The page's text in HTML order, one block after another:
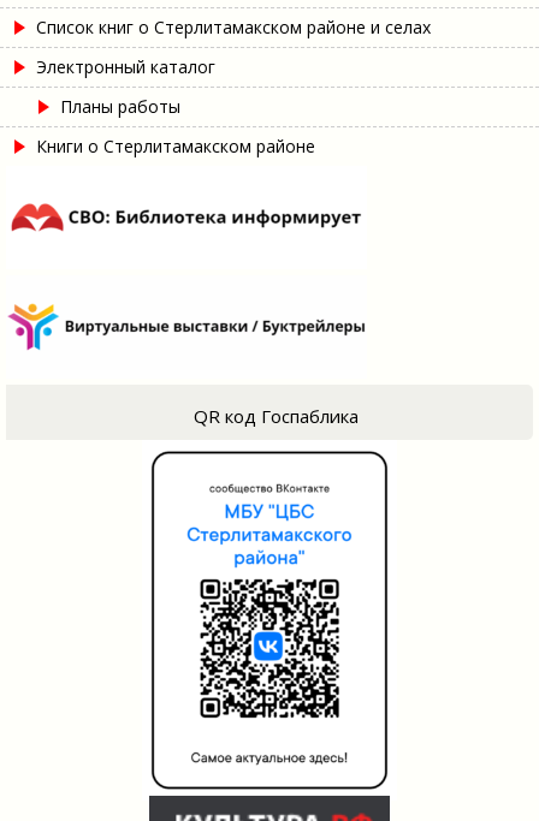
Список книг о Стерлитамакском районе и селах
Электронный каталог
Планы работы
Книги о Стерлитамакском районе
QR код Госпаблика